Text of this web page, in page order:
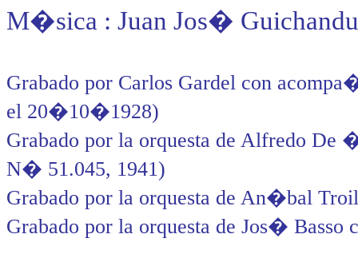
M�sica : Juan Jos�
Grabado por Carlos Gardel con
el 20�10�1928)
Grabado por la orquesta de Alfredo
N� 51.045, 1941)
Grabado por la orquesta de An�bal
Grabado por la orquesta de Jos� Basso